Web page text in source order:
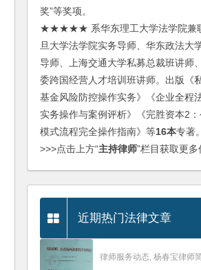
奖”等奖项。
★★★★★ 系华东理工大学法学院兼
旦大学法学院实务导师、华东政法大
导师、上海交通大学私募总裁班讲师
委跨国经营人才培训班讲师。出版《
基金风险防控操作实务》《企业全程
实务操作与案例评析》《完胜资本2
模式流程完全操作指南》等16本专著。
>>>点击上方“主持律师”栏目获取更多
近期热门法律文章
律师服务动态, 杨春宝律师